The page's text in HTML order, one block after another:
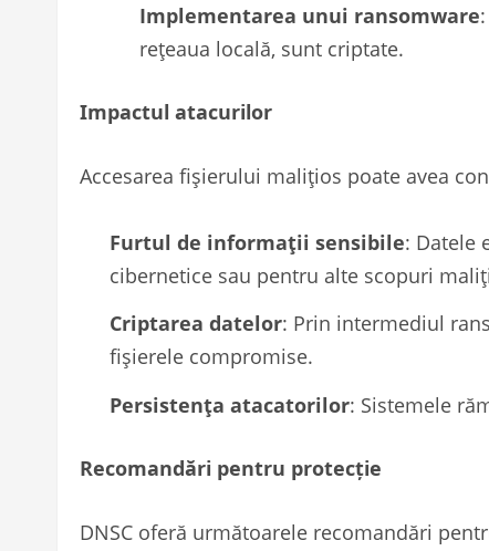
Implementarea unui ransomware
rețeaua locală, sunt criptate.
Impactul atacurilor
Accesarea fișierului malițios poate avea
Furtul de informații sensibile: Datele
cibernetice sau pentru alte scopuri
Criptarea datelor: Prin intermediul
fișierele compromise.
Persistența atacatorilor: Sistemele
Recomandări pentru protecție
DNSC oferă următoarele recomandări